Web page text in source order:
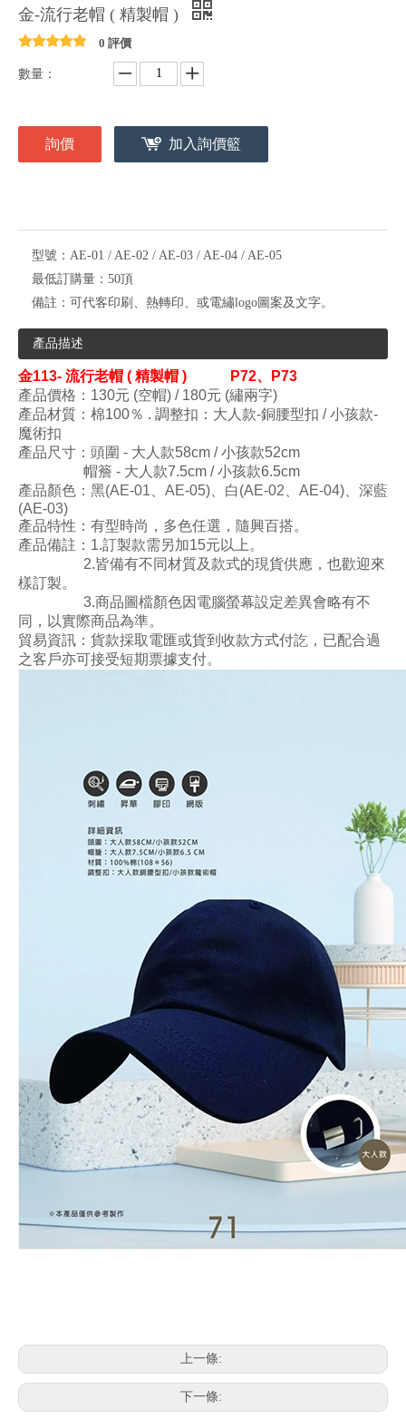
金-流行老帽 ( 精製帽 )
0 評價
數量：
詢價 加入詢價籃
型號： AE-01 / AE-02 / AE-03 / AE-04 / AE-05
最低訂購量： 50頂
備註： 可代客印刷、熱轉印、或電繡logo圖案及文字。
產品描述
金113- 流行老帽 ( 精製帽 ) P72、P73
產品價格：130元 (空帽) / 180元 (繡兩字)
產品材質：棉100％ . 調整扣 ： 大人款-銅腰型扣 / 小孩款-
魔術扣
產品尺寸：頭圍 - 大人款58cm / 小孩款52cm
帽簷 - 大人款7.5cm / 小孩款6.5cm
產品顏色：黑(AE-01
AE-05) 白(AE-02 AE-04)
深藍
(AE-03)
產品特性： 有型時尚，多色任選，隨興百搭。
產品備註：1.訂製款需另加15元以上。
2.皆備有不同材質及款式的現貨供應，也歡迎來
樣訂製。
3.商品圖檔顏色因電腦螢幕設定差異會略有不
同 ，以實際商品為準。
貿易資訊：貨款採取電匯或貨到收款方式付訖，已配合過
之客戶亦可接受短期票據支付。
上一條:
下一條: